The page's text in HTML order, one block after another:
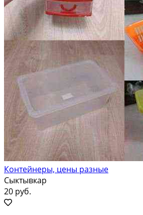
Контейнеры, цены разные
Сыктывкар
20 руб.